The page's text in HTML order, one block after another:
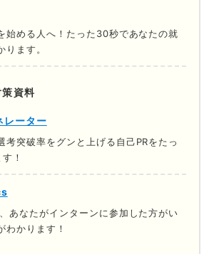
始める人へ！たった30秒であなたの就
ります。
資料
レーター
考突破率をグンと上げる自己PRをたっ
！
あなたがインターンに参加した方がい
わかります！